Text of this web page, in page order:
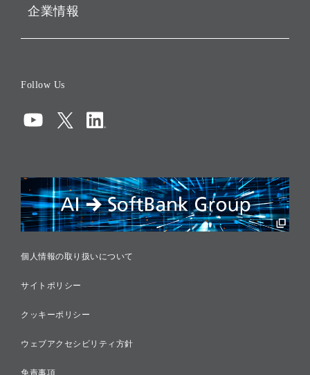
企業情報
コンプライアンス
リスクマネジメント
税務に対する取り組み
採用情報
Follow Us
個人情報の取り扱いについて
サイトポリシー
クッキーポリシー
ウェブアクセシビリティ方針
免責事項